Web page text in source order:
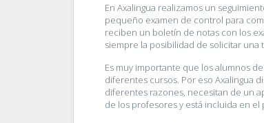
En Axalingua realizamos un
pequeño examen de control para
reciben un boletín de notas con los
siempre la posibilidad de solicitar
Es muy importante que los alumnos
diferentes cursos. Por eso Axalingua
diferentes razones, necesitan de un
de los profesores y está incluida en el